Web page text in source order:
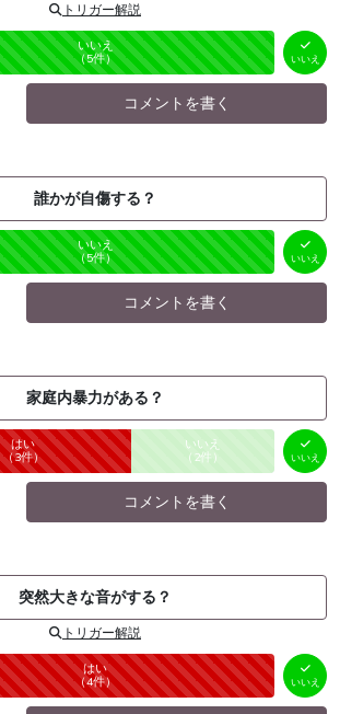
トリガー解説
いいえ
（5件） いいえ
コメントを書く
誰かが自傷する？
いいえ
（5件） いいえ
コメントを書く
家庭内暴力がある？
はい
（3件） 未投票
いいえ
（ 2件） いいえ
コメントを書く
突然大きな音がする？
トリガー解説
はい
（4件） 未投票
いいえ
（ 0件）
いいえ